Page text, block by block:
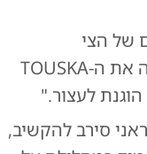
של הצי
האמריקני USS SPRUANCE יירטה את ה-TOUSKA
לעצור."
סירב להקשיב,